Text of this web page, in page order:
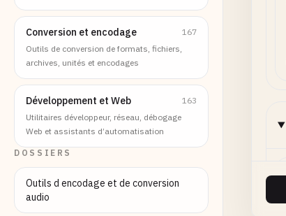
Conversion et encodage
167
Outils de conversion de formats, fichiers,
archives, unités et encodages
Développement et Web
163
Utilitaires développeur, réseau, débogage
Web et assistants d’automatisation
DOSSIERS
Outils d encodage et de conversion
audio